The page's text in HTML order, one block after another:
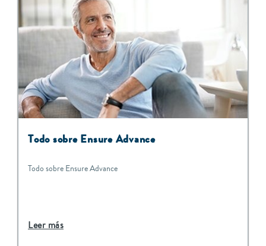
Todo sobre Ensure Advance
Todo sobre Ensure Advance
Leer más